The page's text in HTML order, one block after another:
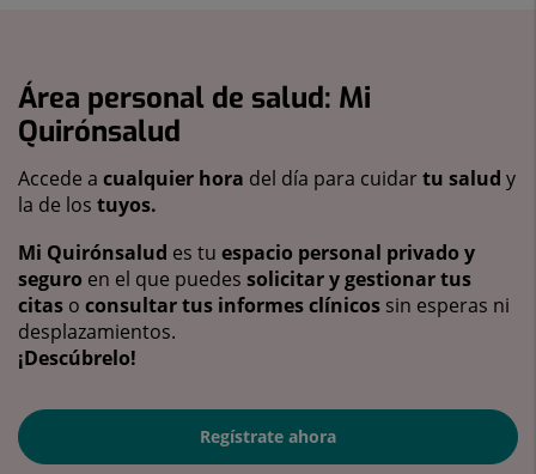
Área personal de salud: Mi
Quirónsalud
Accede a cualquier hora del día para cuidartu salud y
la de los tuyos.
Mi Quirónsalud es tu espacio personal privado y
seguro en el que puedes solicitar y gestionar tus
citas o consultar tus informes clínicos sin esperas ni
desplazamientos.
¡Descúbrelo!
Regístrate ahora